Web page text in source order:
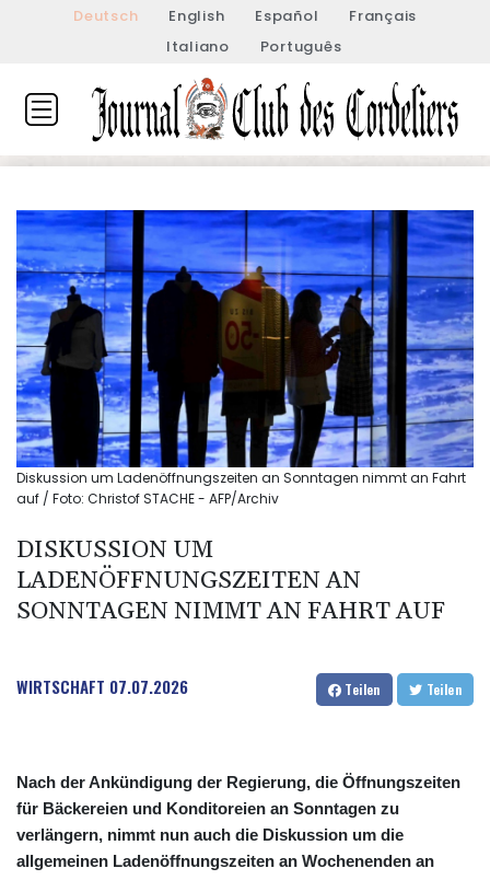
Deutsch English Español
Français
Italiano
Português
Diskussion um Ladenöffnungszeiten an Sonntagen nimmt an Fahrt
auf / Foto: Christof STACHE - AFP/Archiv
DISKUSSION UM
LADENÖFFNUNGSZEITEN AN
SONNTAGEN NIMMT AN FAHRT AUF
WIRTSCHAFT 07.07.2026 Teilen Teilen
Nach der Ankündigung der Regierung, die Öffnungszeiten
für Bäckereien und Konditoreien an Sonntagen zu
verlängern, nimmt nun auch die Diskussion um die
allgemeinen Ladenöffnungszeiten an Wochenenden an